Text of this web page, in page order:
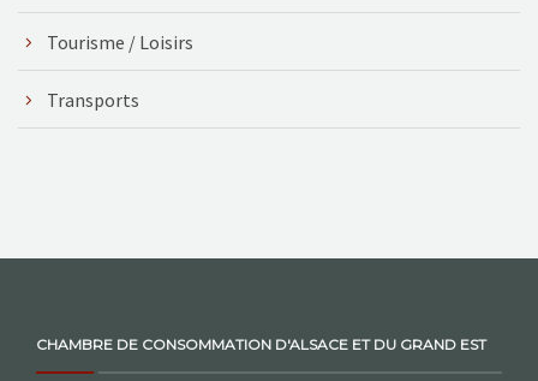
Tourisme / Loisirs
Transports
CHAMBRE DE CONSOMMATION D'ALSACE ET DU GRAND EST